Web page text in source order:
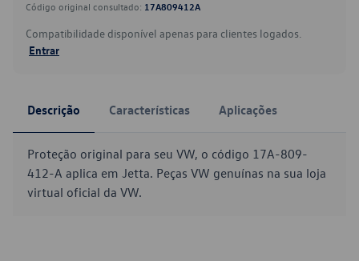
Código original consultado: 17A809412A
Compatibilidade disponível apenas para clientes logados.
Entrar
Descrição Características Aplicações
Proteção original para seu VW, o código 17A-809-
412-A aplica em Jetta. Peças VW genuínas na sua loja
virtual oficial da VW.